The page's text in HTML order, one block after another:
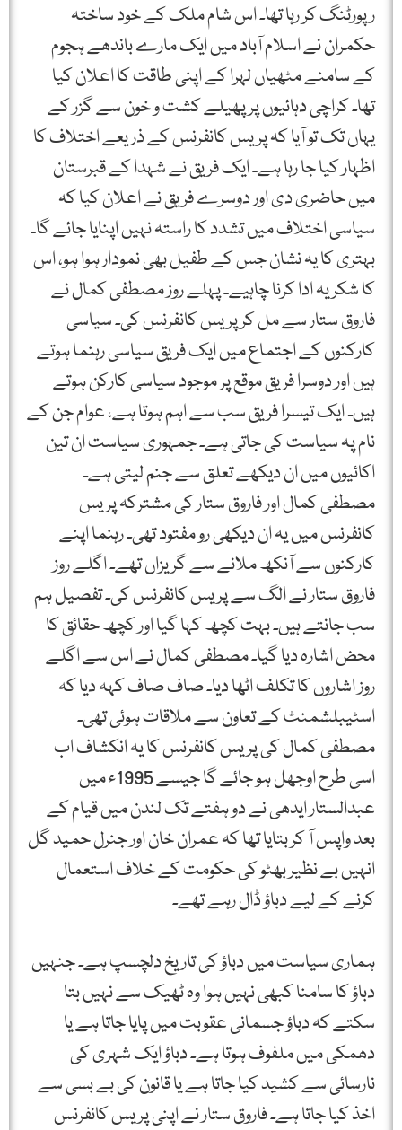
رپورٹنگ کر رہا تھا۔ اس شام ملک کے خود ساختہ
حکمران نے اسلام آباد میں ایک مارے باندھے ہجوم
کے سامنے مٹھیاں لہرا کے اپنی طاقت کا اعلان کیا
تھا۔ کراچی دہائیوں پر پھیلے کشت و خون سے گزر کے
یہاں تک تو آیا کہ پریس کانفرنس کے ذریعے اختلاف کا
اظہار کیا جا رہا ہے۔ ایک فریق نے شہدا کے قبرستان
میں حاضری دی اور دوسرے فریق نے اعلان کیا کہ
سیاسی اختلاف میں تشدد کا راستہ نہیں اپنایا جائے گا۔
بہتری کا یہ نشان جس کے طفیل بھی نمودار ہوا ہو، اس
کا شکریہ ادا کرنا چاہیے۔ پہلے روز مصطفی کمال نے
فاروق ستار سے مل کر پریس کانفرنس کی۔ سیاسی
کارکنوں کے اجتماع میں ایک فریق سیاسی رہنما ہوتے
ہیں اور دوسرا فریق موقع پر موجود سیاسی کارکن ہوتے
ہیں۔ ایک تیسرا فریق سب سے اہم ہوتا ہے، عوام جن کے
نام پہ سیاست کی جاتی ہے۔ جمہوری سیاست ان تین
اکائیوں میں ان دیکھے تعلق سے جنم لیتی ہے۔
مصطفی کمال اور فاروق ستار کی مشترکہ پریس
کانفرنس میں یہ ان دیکھی رو مفتود تھی۔ رہنما اپنے
کارکنوں سے آنکھ ملانے سے گریزاں تھے۔ اگلے روز
فاروق ستار نے الگ سے پریس کانفرنس کی۔ تفصیل ہم
سب جانتے ہیں۔ بہت کچھ کہا گیا اور کچھ حقائق کا
محض اشارہ دیا گیا۔ مصطفی کمال نے اس سے اگلے
روز اشاروں کا تکلف اٹھا دیا۔ صاف صاف کہہ دیا کہ
اسٹیبلشمنٹ کے تعاون سے ملاقات ہوئی تھی۔
مصطفی کمال کی پریس کانفرنس کا یہ انکشاف اب
اسی طرح اوجھل ہو جائے گا جیسے 1995ء میں
عبدالستار ایدھی نے دو ہفتے تک لندن میں قیام کے
بعد واپس آ کر بتایا تھا کہ عمران خان اور جنرل حمید گل
انہیں بے نظیر بھٹو کی حکومت کے خلاف استعمال
کرنے کے لیے دباؤ ڈال رہے تھے۔
ہماری سیاست میں دباؤ کی تاریخ دلچسپ ہے۔ جنہیں
دباؤ کا سامنا کبھی نہیں ہوا وہ ٹھیک سے نہیں بتا
سکتے کہ دباؤ جسمانی عقوبت میں پایا جاتا ہے یا
دھمکی میں ملفوف ہوتا ہے۔ دباؤ ایک شہری کی
نارسائی سے کشید کیا جاتا ہے یا قانون کی بے بسی سے
اخذ کیا جاتا ہے۔ فاروق ستار نے اپنی پریس کانفرنس